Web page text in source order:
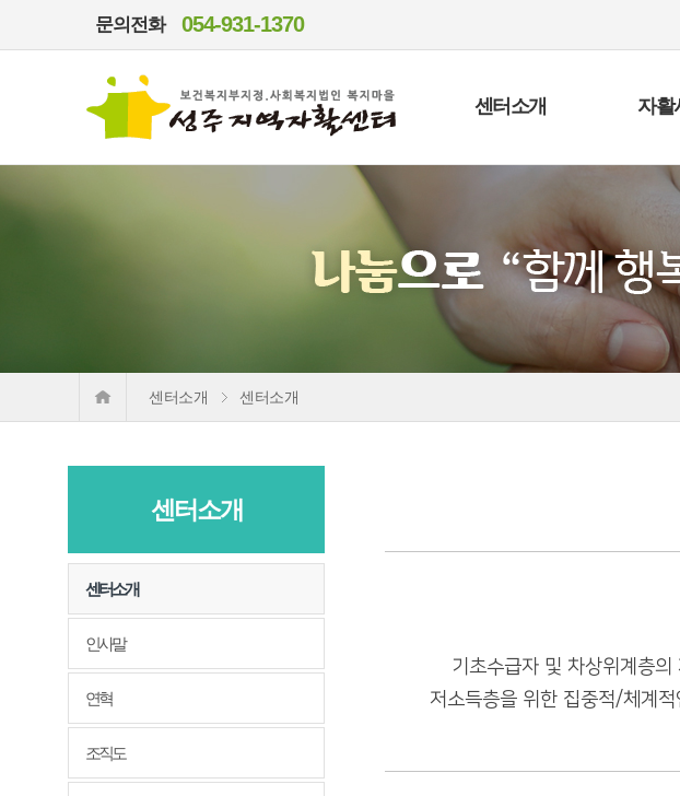
문의전화 054-931-1370
센터소개 자활
센터소개 센터소개
센터소개
센터소개
인사말
연혁
조직도
기초수급자 및 차상위계층
저소득층을 위한 집중적/체계